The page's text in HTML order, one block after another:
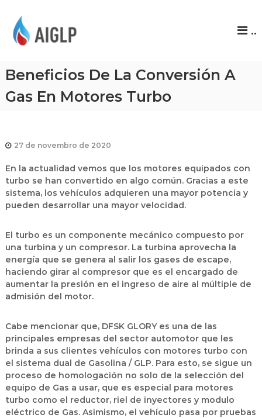
P
..
Beneficios De La Conversión A
Gas En Motores Turbo
27 de novembro de 2020
En la actualidad vemos que los motores equipados con
turbo se han convertido en algo común. Gracias a este
sistema, los vehículos adquieren una mayor potencia y
pueden desarrollar una mayor velocidad.
El turbo es un componente mecánico compuesto por
una turbina y un compresor. La turbina aprovecha la
energía que se genera al salir los gases de escape,
haciendo girar al compresor que es el encargado de
aumentar la presión en el ingreso de aire al múltiple de
admisión del motor.
Cabe mencionar que, DFSK GLORY es una de las
principales empresas del sector automotor que les
brinda a sus clientes vehículos con motores turbo con
el sistema dual de Gasolina / GLP. Para esto, se sigue un
proceso de homologación no solo de la selección del
equipo de Gas a usar, que es especial para motores
turbo como el reductor, riel de inyectores y modulo
eléctrico de Gas. Asimismo, el vehículo pasa por pruebas